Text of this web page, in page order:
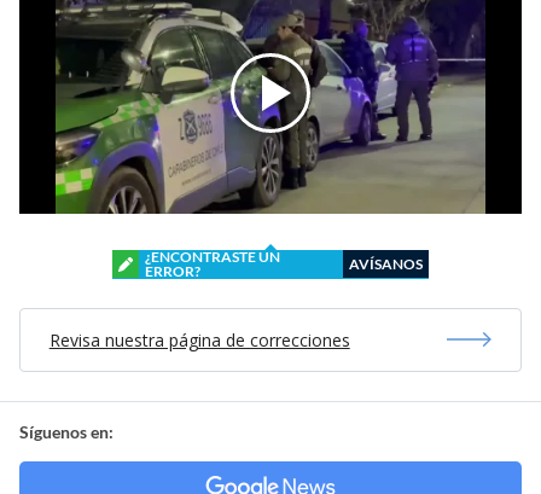
¿ENCONTRASTE UN
ERROR?
AVÍSANOS
Revisa nuestra página de correcciones
Síguenos en: